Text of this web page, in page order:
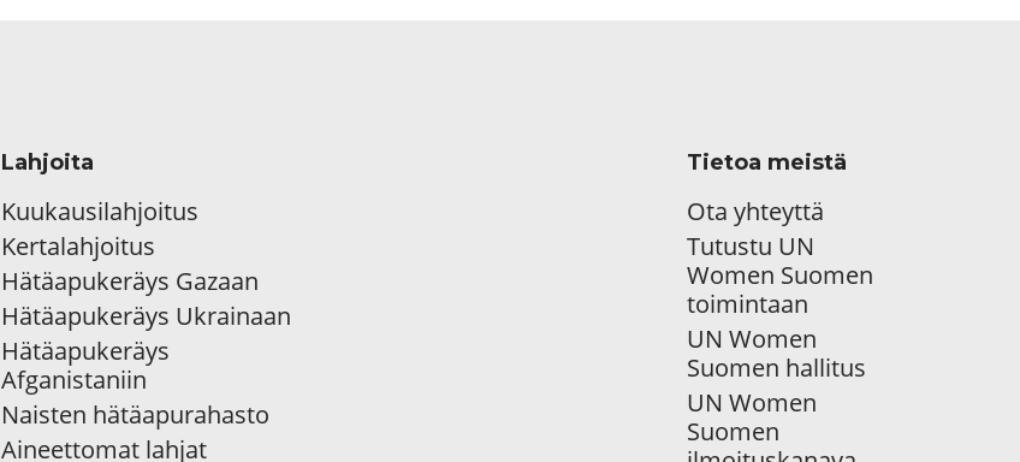
Lahjoita
Kuukausilahjoitus
Kertalahjoitus
Hätäapukeräys Gazaan
Hätäapukeräys Ukrainaan
Hätäapukeräys
Afganistaniin
Naisten hätäapurahasto
Aineettomat lahjat
Tietoa meistä
Ota yhteyttä
Tutustu UN
Women Suomen
toimintaan
UN Women
Suomen hallitus
UN Women
Suomen